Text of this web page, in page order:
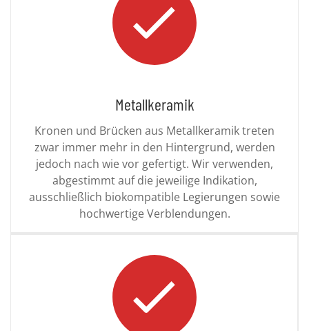
Metallkeramik
Kronen und Brücken aus Metallkeramik treten
zwar immer mehr in den Hintergrund, werden
jedoch nach wie vor gefertigt. Wir verwenden,
abgestimmt auf die jeweilige Indikation,
ausschließlich biokompatible Legierungen sowie
hochwertige Verblendungen.